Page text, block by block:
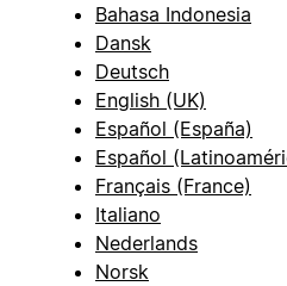
Bahasa Indonesia
Dansk
Deutsch
English (UK)
Español (España)
Español
Français (France)
Italiano
Nederlands
Norsk